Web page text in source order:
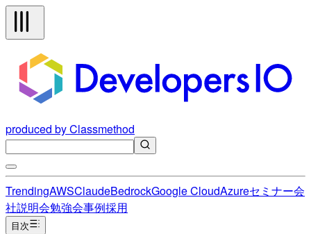
produced by Classmethod
TrendingAWSClaudeBedrockGoogle CloudAzureセミナー会
社説明会勉強会事例採用
目次